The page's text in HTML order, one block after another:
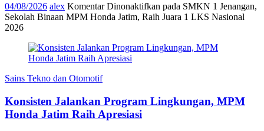
04/08/2026 alex Komentar Dinonaktifkan pada SMKN 1 Jenangan,
Sekolah Binaan MPM Honda Jatim, Raih Juara 1 LKS Nasional
2026
Sains Tekno dan Otomotif
Konsisten Jalankan Program Lingkungan, MPM
Honda Jatim Raih Apresiasi